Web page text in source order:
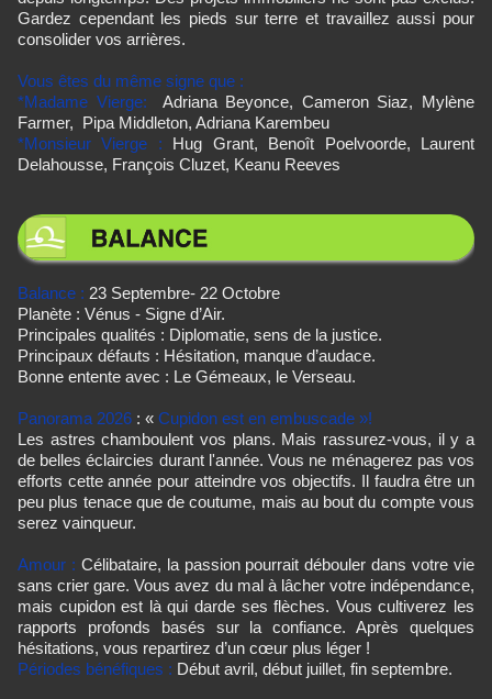
Gardez cependant les pieds sur terre et travaillez aussi pour
consolider vos arrières.
Vous êtes du même signe que :
*Madame Vierge:
Adriana Beyonce, Cameron Siaz, Mylène
Farmer, Pipa Middleton, Adriana Karembeu
*Monsieur Vierge : Hug Grant, Benoît Poelvoorde, Laurent
Delahousse, François Cluzet, Keanu Reeves
Balance : 23 Septembre- 22 Octobre
Planète : Vénus - Signe d’Air.
Principales qualités : Diplomatie, sens de la justice.
Principaux défauts : Hésitation, manque d’audace.
Bonne entente avec : Le Gémeaux, le Verseau.
Panorama 2026 : « Cupidon est en embuscade »!
Les astres chamboulent vos plans. Mais rassurez-vous, il y a
de belles éclaircies durant l'année. Vous ne ménagerez pas vos
efforts cette année pour atteindre vos objectifs. Il faudra être un
peu plus tenace que de coutume, mais au bout du compte vous
serez vainqueur.
Amour : Célibataire, la passion pourrait débouler dans votre vie
sans crier gare. Vous avez du mal à lâcher votre indépendance,
mais cupidon est là qui darde ses flèches. Vous cultiverez les
rapports profonds basés sur la confiance. Après quelques
hésitations, vous repartirez d’un cœur plus léger !
Périodes bénéfiques : Début avril, début juillet, fin septembre.